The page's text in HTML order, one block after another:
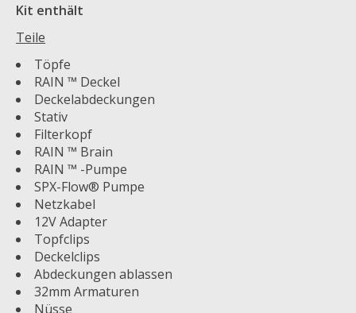
Kit enthält
Teile
Töpfe
RAIN ™ Deckel
Deckelabdeckungen
Stativ
Filterkopf
RAIN ™ Brain
RAIN ™ -Pumpe
SPX-Flow® Pumpe
Netzkabel
12V Adapter
Topfclips
Deckelclips
Abdeckungen ablassen
32mm Armaturen
Nüsse